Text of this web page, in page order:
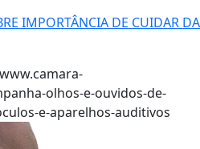
IMPORTÂNCIA DE CUIDAR DA
olhos-e-ouvidos-de-
e-aparelhos-auditivos